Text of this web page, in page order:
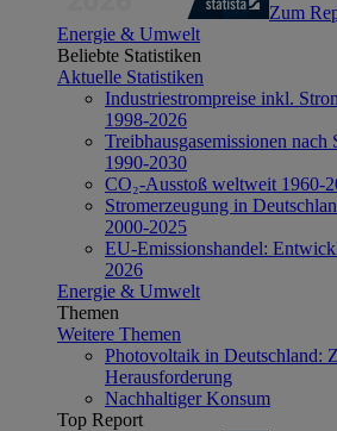
Zum
Energie & Umwelt
Beliebte Statistiken
Aktuelle Statistiken
Industriestrompreise inkl.
1998-2026
Treibhausgasemissionen
1990-2030
CO₂-Ausstoß weltweit 1960-
Stromerzeugung in
2000-2025
EU-Emissionshandel:
2026
Energie & Umwelt
Themen
Weitere Themen
Photovoltaik in Deutschland:
Herausforderung
Nachhaltiger Konsum
Top Report